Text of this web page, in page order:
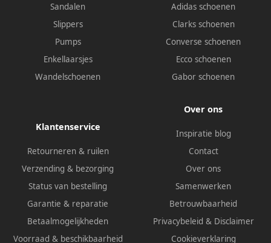
Sandalen
Slippers
Pumps
Enkellaarsjes
Wandelschoenen
Adidas schoenen
Clarks schoenen
Converse schoenen
Ecco schoenen
Gabor schoenen
Klantenservice
Retourneren & ruilen
Verzending & bezorging
Status van bestelling
Garantie & reparatie
Betaalmogelijkheden
Voorraad & beschikbaarheid
Over ons
Inspiratie blog
Contact
Over ons
Samenwerken
Betrouwbaarheid
Privacybeleid & Disclaimer
Cookieverklaring